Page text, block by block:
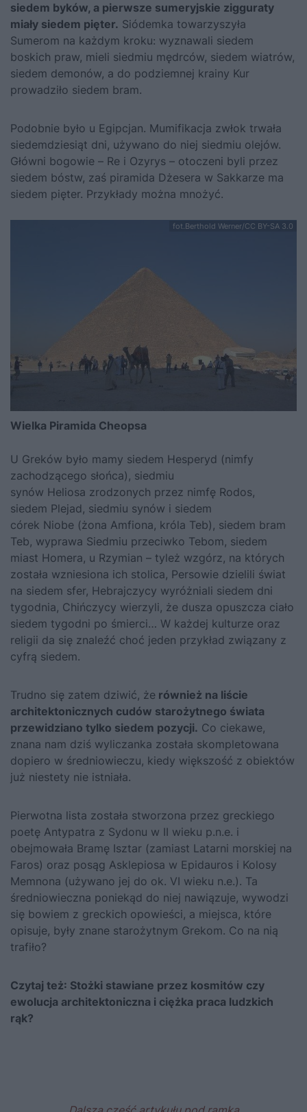
siedem byków, a pierwsze sumeryjskie zigguraty
miały siedem pięter. Siódemka towarzyszyła
Sumerom na każdym kroku: wyznawali siedem
boskich praw, mieli siedmiu mędrców, siedem wiatrów,
siedem demonów, a do podziemnej krainy Kur
prowadziło siedem bram.
Podobnie było u Egipcjan. Mumifikacja zwłok trwała
siedemdziesiąt dni, używano do niej siedmiu olejów.
Główni bogowie – Re i Ozyrys – otoczeni byli przez
siedem bóstw, zaś piramida Dżesera w Sakkarze ma
siedem pięter. Przykłady można mnożyć.
fot.Berthold Werner/CC BY-SA 3.0
Wielka Piramida Cheopsa
U Greków było mamy siedem Hesperyd (nimfy
zachodzącego słońca), siedmiu
synów Heliosa zrodzonych przez nimfę Rodos,
siedem Plejad, siedmiu synów i siedem
córek Niobe (żona Amfiona, króla Teb), siedem bram
Teb, wyprawa Siedmiu przeciwko Tebom, siedem
miast Homera, u Rzymian – tyleż wzgórz, na których
została wzniesiona ich stolica, Persowie dzielili świat
na siedem sfer, Hebrajczycy wyróżniali siedem dni
tygodnia, Chińczycy wierzyli, że dusza opuszcza ciało
siedem tygodni po śmierci… W każdej kulturze oraz
religii da się znaleźć choć jeden przykład związany z
cyfrą siedem.
Trudno się zatem dziwić, że również na liście
architektonicznych cudów starożytnego świata
przewidziano tylko siedem pozycji. Co ciekawe,
znana nam dziś wyliczanka została skompletowana
dopiero w średniowieczu, kiedy większość z obiektów
już niestety nie istniała.
Pierwotna lista została stworzona przez greckiego
poetę Antypatra z Sydonu w II wieku p.n.e. i
obejmowała Bramę Isztar (zamiast Latarni morskiej na
Faros) oraz posąg Asklepiosa w Epidauros i Kolosy
Memnona (używano jej do ok. VI wieku n.e.). Ta
średniowieczna poniekąd do niej nawiązuje, wywodzi
się bowiem z greckich opowieści, a miejsca, które
opisuje, były znane starożytnym Grekom. Co na nią
trafiło?
Czytaj też: Stożki stawiane przez kosmitów czy
ewolucja architektoniczna i ciężka praca ludzkich
rąk?